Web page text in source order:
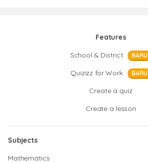
Features
School & District
BARU
Quizizz for Work BARU
Create a quiz
Create a lesson
Subjects
Mathematics